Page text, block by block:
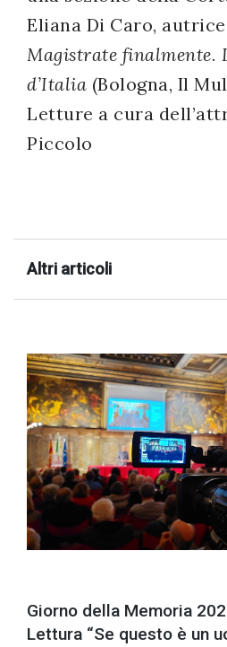
Eliana Di Caro,
Magistrate finalmente.
d’Italia (Bologna, Il
Letture a cura
Piccolo
Altri articoli
Giorno della Memoria
Lettura “Se questo è un